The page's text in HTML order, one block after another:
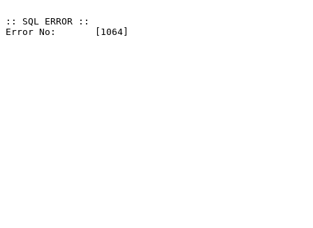
:: SQL ERROR ::
Error No: 	[1064]